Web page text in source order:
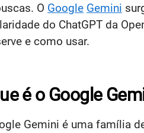
O Google Gemini
do ChatGPT da
e como usar.
é o Google
Gemini é uma família